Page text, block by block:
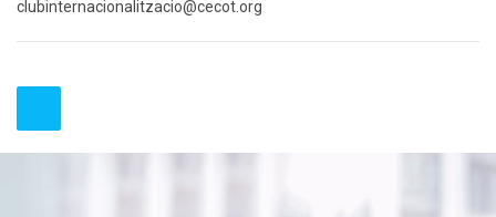
clubinternacionalitzacio@cecot.org